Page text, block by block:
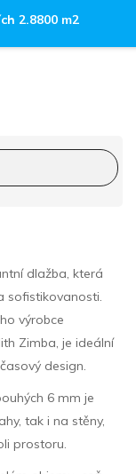
2.8800 m2
dlažba, která
sofistikovanosti.
výrobce
Zimba, je ideální
design.
6 mm je
tak i na stěny,
prostoru.